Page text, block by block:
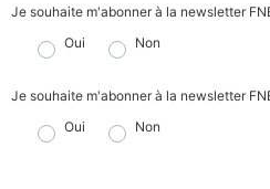
Je souhaite m'abonner à la newsletter
Oui Non
Je souhaite m'abonner à la newsletter
Oui Non